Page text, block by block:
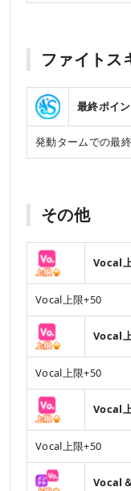
ファイトス
最終ポイ
発動タームでの最
その他
Vocal
Vocal上限+50
Vocal
Vocal上限+50
Vocal
Vocal上限+50
Vocal